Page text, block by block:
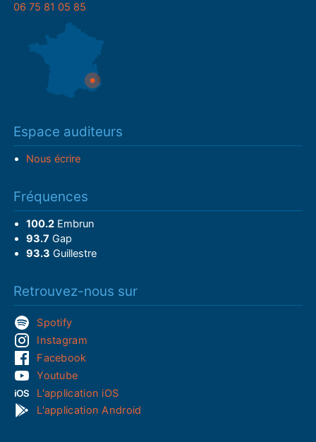
06 75 81 05 85
Espace auditeurs
Nous écrire
Fréquences
100.2Embrun
93.7 Gap
93.3 Guillestre
Retrouvez-nous sur
Spotify
Instagram
Facebook
Youtube
L'application iOS
L'application Android